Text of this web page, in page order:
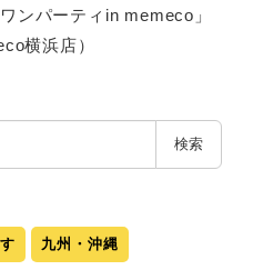
ンパーティin memeco」
横浜店）
検索
九州・沖縄